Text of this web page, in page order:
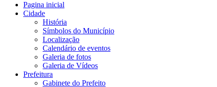
Pagina inicial
Cidade
História
Símbolos do Município
Localização
Calendário de eventos
Galeria de fotos
Galeria de Vídeos
Prefeitura
Gabinete do Prefeito